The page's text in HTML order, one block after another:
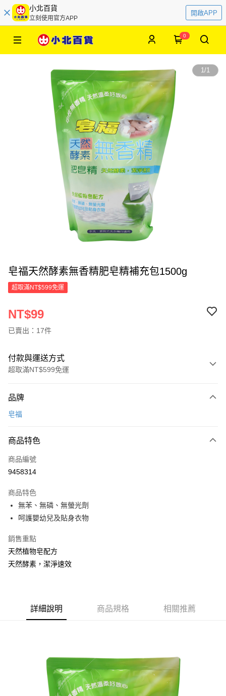
小北百貨
立刻使用官方APP
開啟APP
0
1/1
皂福天然酵素無香精肥皂精補充包1500g
超取滿NT$599免運
NT$99
已賣出：17件
付款與運送方式
超取滿NT$599免運
信用卡一次付款
LINE Pay
Apple Pay
悠遊付
Google Pay
AFTEE先享後付
相關說明
AFTEE先享後付是「在收到商品之後才付款」的支付方式。 讓您購物簡單
３．安心：先確認商品／服務後，再付款。
【「AFTEE先享後付」結帳流程】
３．收到繳費通知簡訊後14天內，點擊此簡訊中的連結，可透過四大超商／
ATM／網路銀行／等多元方式進行付款，方視為交易完成。
※ 請注意：結帳手續完成當下不需立刻繳費，但若您需要取消訂單，請聯絡
購買商品的店家。未經商家同意取消之訂單仍視為有效，需透過AFTEE先享
ATM付款
全家取貨付款
每筆NT$60，滿NT$599(含以上)免運費
7-11取貨付款
每筆NT$60，滿NT$599(含以上)免運費
品牌
皂福
商品特色
商品編號
9458314
商品特色
無苯、無磷、無螢光劑
呵護嬰幼兒及貼身衣物
銷售重點
天然植物皂配方
天然酵素，潔淨速效
詳細說明 商品規格 相關推薦